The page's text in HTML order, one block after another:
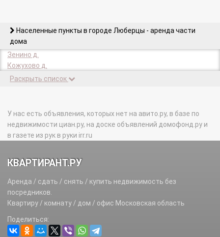
Населенные пункты в городе Люберцы - аренда части
дома
Зенино д.
Кожухово д.
Раскрыть список
У нас есть объявления, которых нет на авито.ру, в базе по
недвижимости циан.ру, на доске объявлений домофонд.ру и
в газете из рук в руки irr.ru
КВАРТИРАНТ.РУ
Аренда / сдать / снять / купить недвижимость без
посредников.
Квартиру / комнату / дом / офис Московская область
Поделиться: